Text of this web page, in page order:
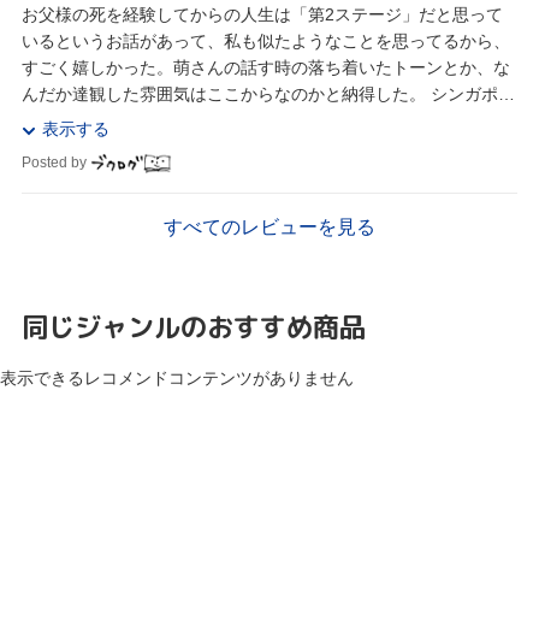
お父様の死を経験してからの人生は「第2ステージ」だと思って
いるというお話があって、私も似たようなことを思ってるから、
すごく嬉しかった。萌さんの話す時の落ち着いたトーンとか、な
んだか達観した雰囲気はここからなのかと納得した。 シンガポー
ルに移住したって、いつだって日本に帰って来れ...
表示する
Posted by
すべてのレビューを見る
同じジャンルのおすすめ商品
表示できるレコメンドコンテンツがありません